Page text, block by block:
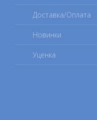
Доставка/Оплата
Новинки
Уценка